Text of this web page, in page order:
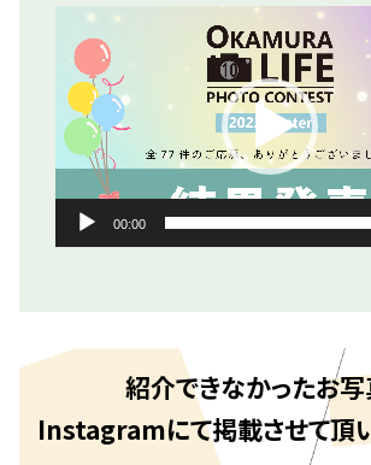
レ
ー
ヤ
ー
00:00
紹介できなかったお
Instagramにて掲載させて頂い